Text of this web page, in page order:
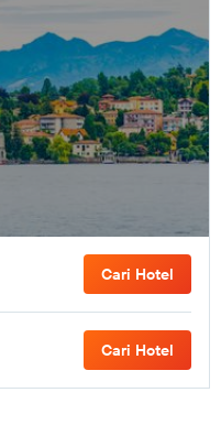
Cari Hotel
Cari Hotel